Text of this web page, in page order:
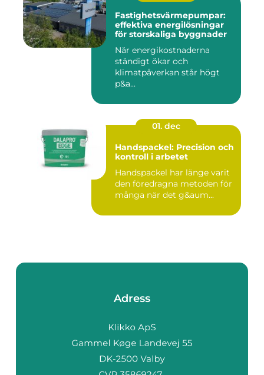
Fastighetsvärmepumpar:
effektiva energilösningar
för storskaliga byggnader
När energikostnaderna
ständigt ökar och
klimatpåverkan står högt
p&a...
01. dec
Handspackel: Precision och
kontroll i arbetet
Handspackel har länge varit
den föredragna metoden för
många när det g&aum...
Adress